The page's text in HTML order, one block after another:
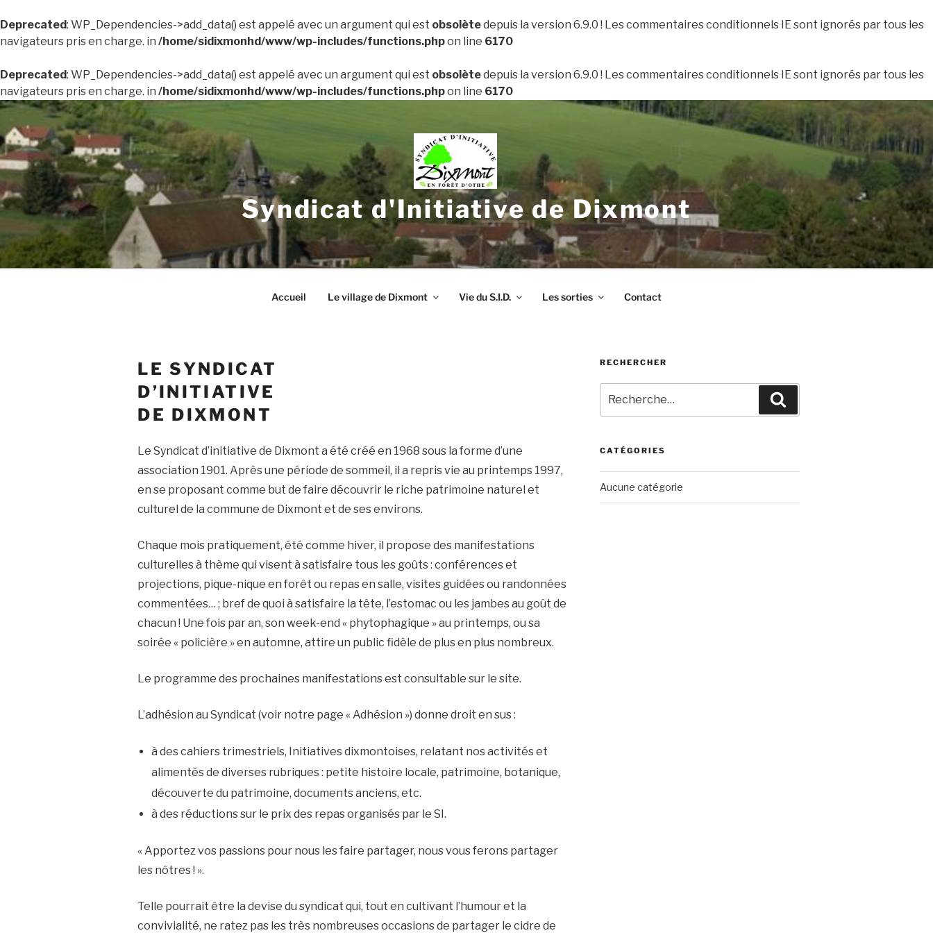
Deprecated: WP_Dependencies->add_data() est appelé avec un argument qui est obsolètedepuis la version 6.9.0 ! Les commentaires conditionnels IE sont ignorés par tous les
navigateurs pris en charge. in /home/sidixmonhd/www/wp-includes/functions.phpon line 6170
Deprecated: WP_Dependencies->add_data() est appelé avec un argument qui est obsolètedepuis la version 6.9.0 ! Les commentaires conditionnels IE sont ignorés par tous les
navigateurs pris en charge. in /home/sidixmonhd/www/wp-includes/functions.phpon line 6170
Aller
contenu
principal
Syndicat d'Initiative de Dixmont
Accueil Le village de Dixmont Vie du S.I.D. Les sorties Contact
LE SYNDICAT
D’INITIATIVE
DE DIXMONT
Le Syndicat d’initiative de Dixmont a été créé en 1968 sous la forme d’une
association 1901. Après une période de sommeil, il a repris vie au printemps 1997,
en se proposant comme but de faire découvrir le riche patrimoine naturel et
culturel de la commune de Dixmont et de ses environs.
Chaque mois pratiquement, été comme hiver, il propose des manifestations
culturelles à thème qui visent à satisfaire tous les goûts : conférences et
projections, pique-nique en forêt ou repas en salle, visites guidées ou randonnées
commentées… ; bref de quoi à satisfaire la tête, l’estomac ou les jambes au goût de
chacun ! Une fois par an, son week-end « phytophagique » au printemps, ou sa
soirée « policière » en automne, attire un public fidèle de plus en plus nombreux.
Le programme des prochaines manifestations est consultable sur le site.
L’adhésion au Syndicat (voir notre page « Adhésion ») donne droit en sus :
à des cahiers trimestriels, Initiatives dixmontoises, relatant nos activités et
alimentés de diverses rubriques : petite histoire locale, patrimoine, botanique,
découverte du patrimoine, documents anciens, etc.
à des réductions sur le prix des repas organisés par le SI.
« Apportez vos passions pour nous les faire partager, nous vous ferons partager
les nôtres ! ».
Telle pourrait être la devise du syndicat qui, tout en cultivant l’humour et la
convivialité, ne ratez pas les très nombreuses occasions de partager le cidre de
RECHERCHER
pour
:
CATÉGORIES
Aucune catégorie